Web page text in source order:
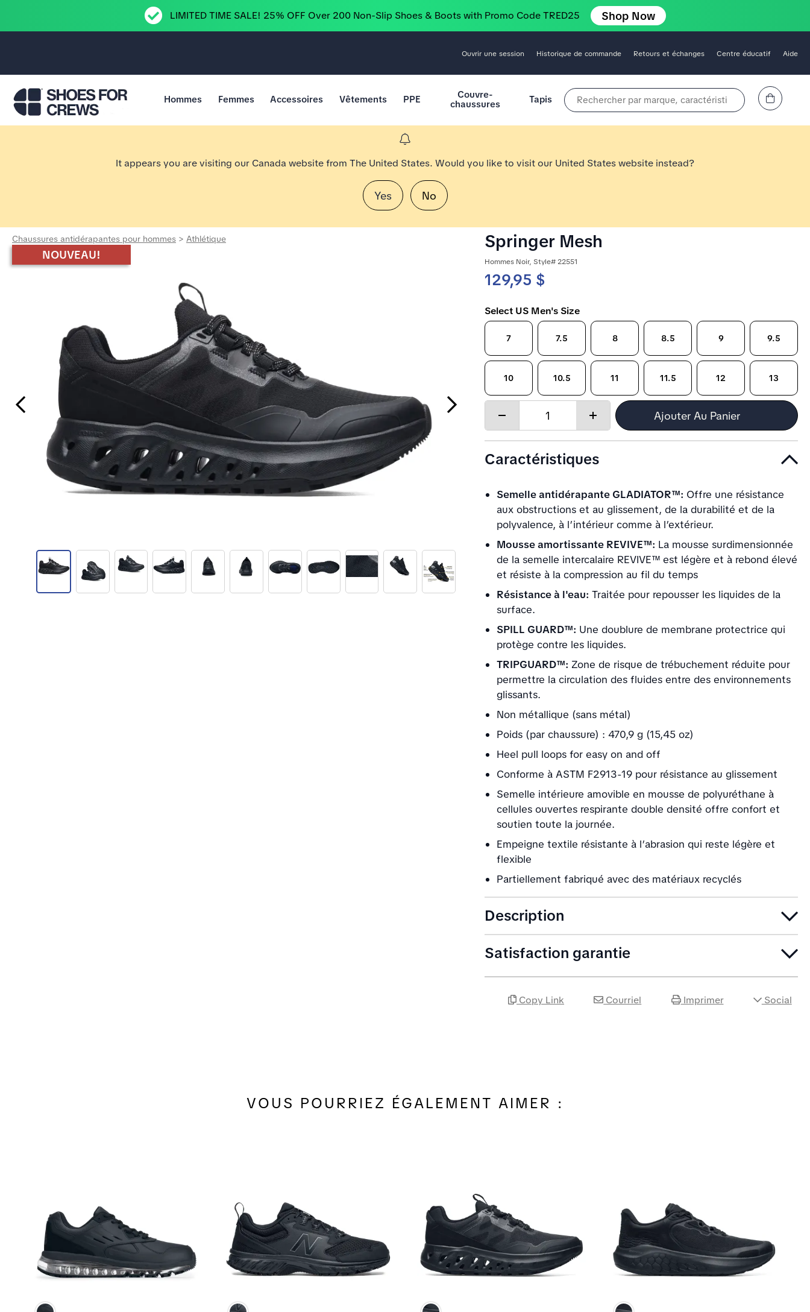
LIMITED TIME SALE! 25% OFF Over 200 Non-Slip Shoes & Boots with Promo Code TRED25 Shop Now
Ouvrir une session Historique de commande Retours et échanges Centre éducatif Aide
Aller à la page d’accueil Shoes For Crews
Hommes Femmes Accessoires Vêtements PPE
Couvre-
chaussures
Tapis Rechercher par marque, caractéristique, style, couleur, etc. Affichez le panier
It appears you are visiting our Canada website from The United States. Would you like to visit our United States website instead?
Yes No
Chaussures antidérapantes pour hommes > Athlétique
NOUVEAU!
Previous Slide Next Slide
Springer Mesh
Hommes Noir, Style# 22551
129,95 $
Select US Men's Size
7 7.5 8 8.5 9 9.5
10 10.5 11 11.5 12 13
Quantity:
Increase
Ajouter Au Panier
Caractéristiques
Semelle antidérapante GLADIATOR™: Offre une résistance
aux obstructions et au glissement, de la durabilité et de la
polyvalence, à l’intérieur comme à l’extérieur.
Mousse amortissante REVIVE™: La mousse surdimensionnée
de la semelle intercalaire REVIVE™ est légère et à rebond élevé
et résiste à la compression au fil du temps
Résistance à l'eau: Traitée pour repousser les liquides de la
surface.
SPILL GUARD™: Une doublure de membrane protectrice qui
protège contre les liquides.
TRIPGUARD™: Zone de risque de trébuchement réduite pour
permettre la circulation des fluides entre des environnements
glissants.
Non métallique (sans métal)
Poids (par chaussure) : 470,9 g (15,45 oz)
Heel pull loops for easy on and off
Conforme à ASTM F2913-19 pour résistance au glissement
Semelle intérieure amovible en mousse de polyuréthane à
cellules ouvertes respirante double densité offre confort et
soutien toute la journée.
Empeigne textile résistante à l’abrasion qui reste légère et
flexible
Partiellement fabriqué avec des matériaux recyclés
Description
Satisfaction garantie
Copy Link Courriel Imprimer Social
VOUS POURRIEZ ÉGALEMENT AIMER :